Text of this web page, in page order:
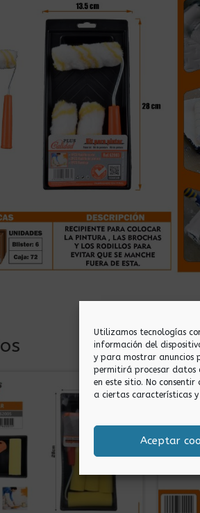
Utilizamos tecnologías
información del
y para mostrar anuncios
permitirá procesar datos
en este sitio. No
a ciertas características y
Aceptar